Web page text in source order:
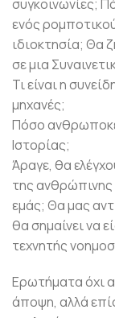
συγκοινωνίες;
ενός
ιδιοκτησία; Θα
σε μια
Τι είναι η
μηχανές;
Πόσο
Ιστορίας;
Άραγε, θα
της
εμάς; Θα μας
θα σημαίνει να
τεχνητής
Eρωτήματα όχι
άποψη, αλλά